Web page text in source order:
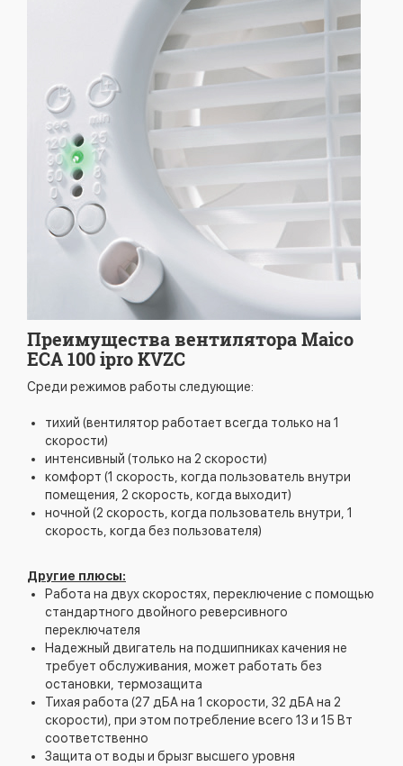
Преимущества вентилятора Maico
ECA 100 ipro KVZC
Среди режимов работы следующие:
тихий (вентилятор работает всегда только на 1
скорости)
интенсивный (только на 2 скорости)
комфорт (1 скорость, когда пользователь внутри
помещения, 2 скорость, когда выходит)
ночной (2 скорость, когда пользователь внутри, 1
скорость, когда без пользователя)
Другие плюсы:
Работа на двух скоростях, переключение с помощью
стандартного двойного реверсивного
переключателя
Надежный двигатель на подшипниках качения не
требует обслуживания, может работать без
остановки, термозащита
Тихая работа (27 дБА на 1 скорости, 32 дБА на 2
скорости), при этом потребление всего 13 и 15 Вт
соответственно
Защита от воды и брызг высшего уровня